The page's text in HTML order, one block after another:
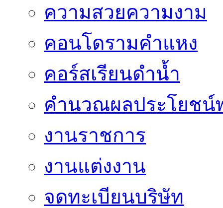
ความสวยความงาม
คอนโดรามคำแหง
คอร์สเรียนดำน้ำ
คำนวณผลประโยชน์
งานราชการ
งานแต่งงาน
จดทะเบียนบริษัท